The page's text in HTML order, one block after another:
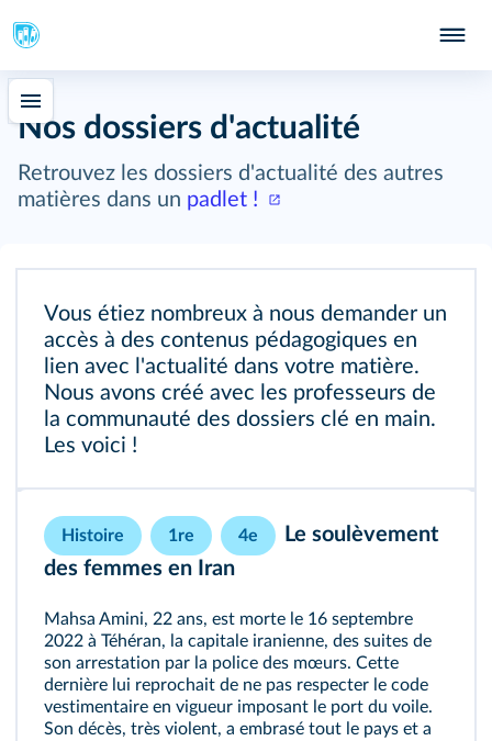
Nos dossiers d'actualité
Retrouvez les dossiers d'actualité des autres
matières dans un padlet !
Vous étiez nombreux à nous demander un
accès à des contenus pédagogiques en
lien avec l'actualité dans votre matière.
Nous avons créé avec les professeurs de
la communauté des dossiers clé en main.
Les voici !
Histoire 1re 4e
Le soulèvement
des femmes en Iran
Mahsa Amini, 22 ans, est morte le 16 septembre
2022 à Téhéran, la capitale iranienne, des suites de
son arrestation par la police des mœurs. Cette
dernière lui reprochait de ne pas respecter le code
vestimentaire en vigueur imposant le port du voile.
Son décès, très violent, a embrasé tout le pays et a